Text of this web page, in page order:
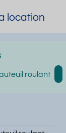
location
roulant